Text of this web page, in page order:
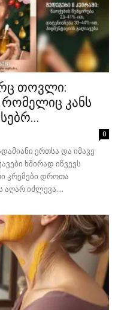
თოვლი:
რომელიც კანს
0
ერთსა და იმავე
ხშირად იწვევს
კრემები დროთა
აღარ იძლევა....